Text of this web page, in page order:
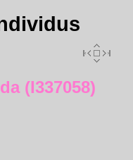
(I337058)